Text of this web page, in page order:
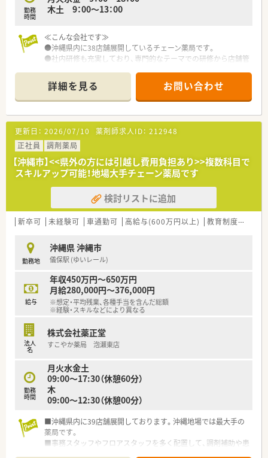
勤務
時間
木土 9：00～13：00
≪こんな会社です≫
●沖縄県内に38店舗展開しているチェーン薬局です。
●社内研修も充実しており、専門的なテーマでの研修から店舗管
●育児休業・介護休業・看護休暇の取得実績もあり、長く安定して
就業できる環境づくりに取り組んでいます。
詳細を見る お問い合わせ
更新日： 2026/07/10 薬剤師求人ID： 212948
正社員
調剤薬局
【沖縄市】<<県外の方には引越し費用負担あり>>複数科目で
スキルアップ可能！地場大手チェーン薬局です
検討リストに追加
新卒可 未経験可 車通勤可 高給与(600万円以上) 教育制度あり
勤務地
沖縄県 沖縄市
儀保駅 (ゆいレール)
給与
年収450万円～650万円
月給280,000円～376,000円
※想定・平均残業、各種手当を含んだ総額
※経験・スキルなどにより異なる
法人
名
株式会社薬正堂
すこやか薬局 泡瀬東店
勤務
時間
月火水金土
09:00～17:30（休憩60分）
木
09:00～12:30（休憩00分）
■沖縄県内に39店舗展開しております。沖縄地場では最大手の
薬局です。
■事務スタッフやフロアスタッフを多く配置して、調剤補助や患